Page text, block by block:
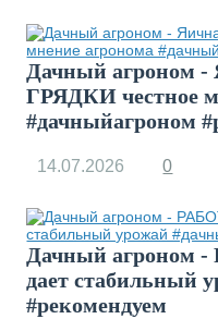
Дачный агроном -
ГРЯДКИ честное
#дачныйагроном
14.07.2026 0
Дачный
дает стабильный
#рекомендуем